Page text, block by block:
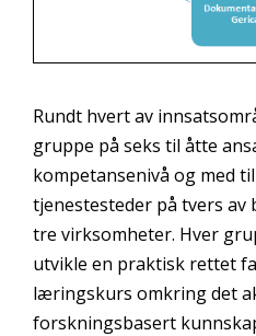
Rundt hvert av
gruppe på seks til åtte
kompetansenivå og med
tjenestesteder på tvers av
tre virksomheter. Hver
utvikle en praktisk rettet
læringskurs omkring det
forskningsbasert